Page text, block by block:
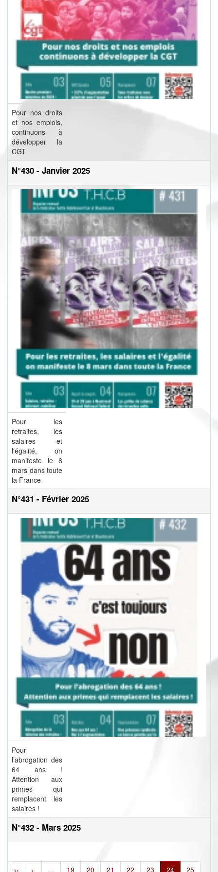
Pour nos droits
et nos emplois,
continuons à
développer la
CGT
N°430 - Janvier 2025
Pour les
retraites, les
salaires et
l'égalité, on
manifeste le 8
mars dans toute
la France
N°431 - Février 2025
Pour
l’abrogation des
64 ans !
Attention aux
primes qui
remplacent les
salaires !
N°432 - Mars 2025
‹‹ ‹ … 19 20 21 22 23 24 25